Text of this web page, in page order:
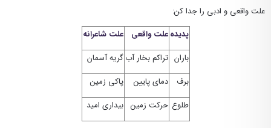
علت واقعی و ادبی را جدا کن:
پدیده علت واقعی
علت شاعرانه
باران تراکم بخار آب گریه آسمان
برف
دمای پایین
پاکی زمین
طلوع حرکت زمین بیداری امید